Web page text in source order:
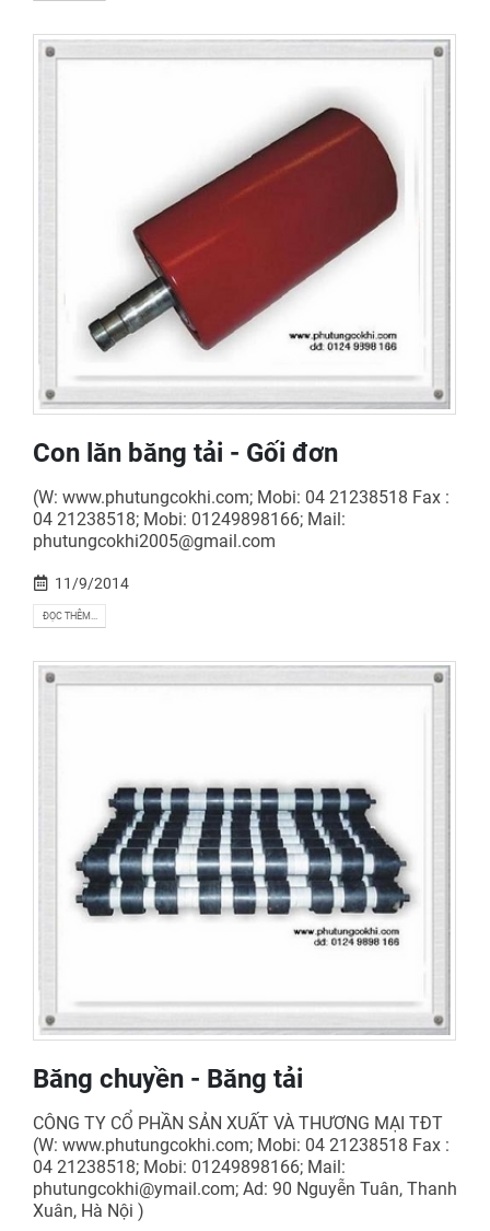
Con lăn băng tải - Gối đơn
(W: www.phutungcokhi.com; Mobi: 04 21238518 Fax :
04 21238518; Mobi: 01249898166; Mail:
phutungcokhi2005@gmail.com
11/9/2014
ĐỌC THÊM...
Băng chuyền - Băng tải
CÔNG TY CỔ PHẦN SẢN XUẤT VÀ THƯƠNG MẠI TĐT
(W: www.phutungcokhi.com; Mobi: 04 21238518 Fax :
04 21238518; Mobi: 01249898166; Mail:
phutungcokhi@ymail.com; Ad: 90 Nguyễn Tuân, Thanh
Xuân, Hà Nội )